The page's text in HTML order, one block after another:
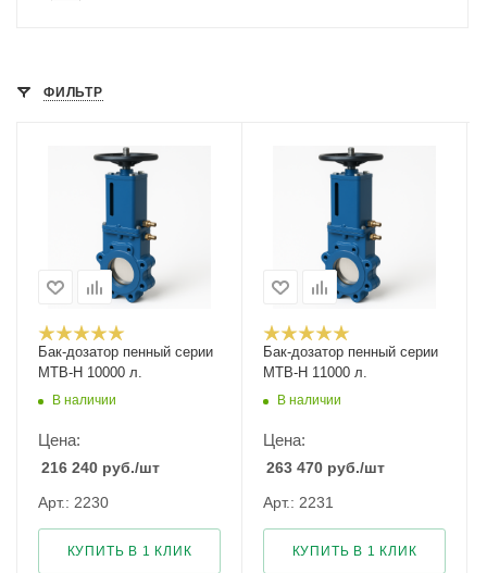
ФИЛЬТР
Бак-дозатор пенный серии
MTB-H 10000 л.
В наличии
Цена:
216 240 руб./шт
Арт.: 2230
КУПИТЬ В 1 КЛИК
Бак-дозатор пенный серии
MTB-H 11000 л.
В наличии
Цена:
263 470 руб./шт
Арт.: 2231
КУПИТЬ В 1 КЛИК